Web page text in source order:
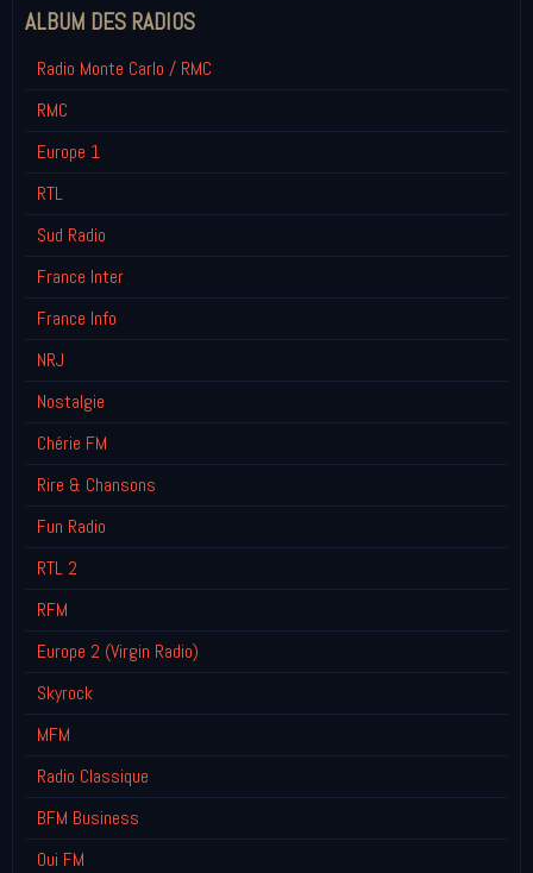
ALBUM DES RADIOS
Radio Monte Carlo / RMC
RMC
Europe 1
RTL
Sud Radio
France Inter
France Info
NRJ
Nostalgie
Chérie FM
Rire & Chansons
Fun Radio
RTL 2
RFM
Europe 2 (Virgin Radio)
Skyrock
MFM
Radio Classique
BFM Business
Oui FM